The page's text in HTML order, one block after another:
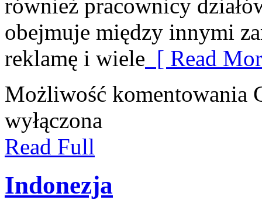
również pracownicy
obejmuje między innymi
reklamę i wiele [ Read
Możliwość komentowania
wyłączona
Read Full
Indonezja